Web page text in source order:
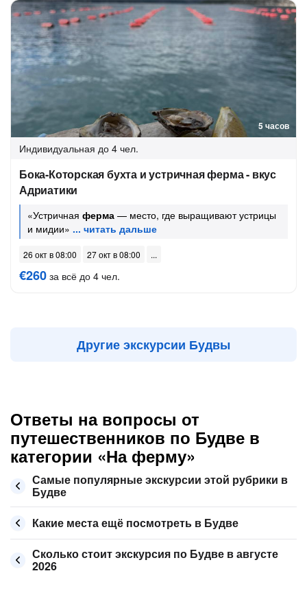
5 часов
Индивидуальная до 4 чел.
Бока-Которская бухта и устричная ферма - вкус
Адриатики
«Устричная ферма — место, где выращивают устрицы
и мидии»
26 окт в 08:00 27 окт в 08:00
€260 за всё до 4 чел.
Другие экскурсии Будвы
Ответы на вопросы от
путешественников по Будве в
категории «На ферму»
Самые популярные экскурсии этой рубрики в
Будве
Какие места ещё посмотреть в Будве
Сколько стоит экскурсия по Будве в августе
2026